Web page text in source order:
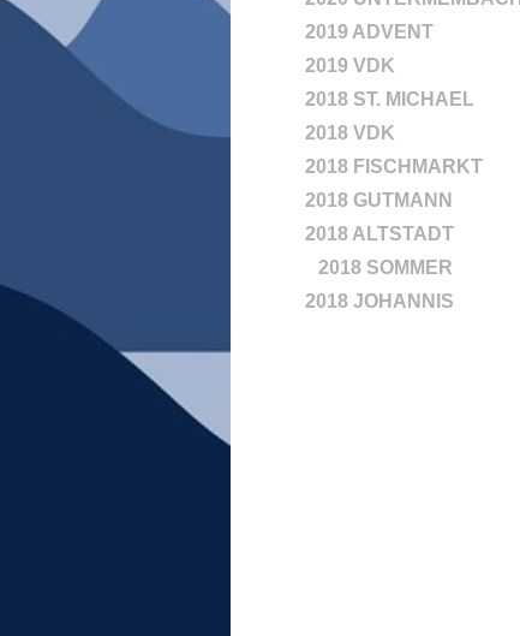
2019 ADVENT
2019 VDK
2018 ST. MICHAEL
2018 VDK
2018 FISCHMARKT
2018 GUTMANN
2018 ALTSTADT
2018 SOMMER
2018 JOHANNIS